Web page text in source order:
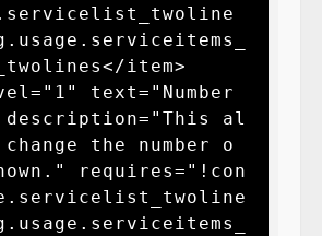
item>
text="Number
al
the number o
requires="!con